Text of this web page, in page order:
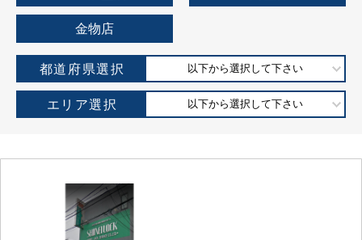
金物店
都道府県選択 以下から選択して下さい
エリア選択 以下から選択して下さい